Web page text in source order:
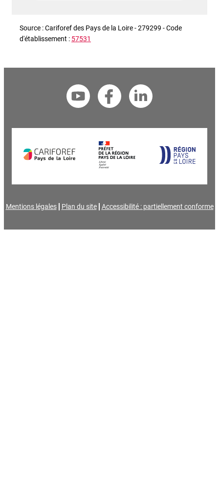
Source : Cariforef des Pays de la Loire - 279299 - Code
d'établissement : 57531
Mentions légales Plan du site Accessibilité : partiellement conforme